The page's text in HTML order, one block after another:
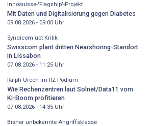
Innosuisse-"Flagship"-Projekt
Mit Daten und Digitalisierung gegen Diabetes
09.08.2026 - 09:00Uhr
Syndicom übt Kritik
Swisscom plant dritten Nearshoring-Standort
in Lissabon
07.08.2026 - 11:25Uhr
Ralph Urech im RZ-Podium
Wie Rechenzentren laut Solnet/Data11 vom
KI-Boom profitieren
07.08.2026 - 14:35Uhr
Bisher unbekannte Angriffsklasse